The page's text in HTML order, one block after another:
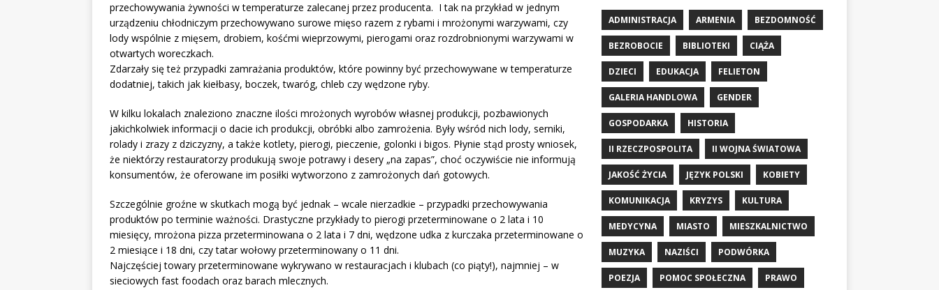
przechowywania żywności w temperaturze zalecanej przez producenta. I tak na przykład w jednym
urządzeniu chłodniczym przechowywano surowe mięso razem z rybami i mrożonymi warzywami, czy
lody wspólnie z mięsem, drobiem, kośćmi wieprzowymi, pierogami oraz rozdrobnionymi warzywami w
otwartych woreczkach.
Zdarzały się też przypadki zamrażania produktów, które powinny być przechowywane w temperaturze
dodatniej, takich jak kiełbasy, boczek, twaróg, chleb czy wędzone ryby.
W kilku lokalach znaleziono znaczne ilości mrożonych wyrobów własnej produkcji, pozbawionych
jakichkolwiek informacji o dacie ich produkcji, obróbki albo zamrożenia. Były wśród nich lody, serniki,
rolady i zrazy z dziczyzny, a także kotlety, pierogi, pieczenie, golonki i bigos. Płynie stąd prosty wniosek,
że niektórzy restauratorzy produkują swoje potrawy i desery „na zapas”, choć oczywiście nie informują
konsumentów, że oferowane im posiłki wytworzono z zamrożonych dań gotowych.
Szczególnie groźne w skutkach mogą być jednak – wcale nierzadkie – przypadki przechowywania
produktów po terminie ważności. Drastyczne przykłady to pierogi przeterminowane o 2 lata i 10
miesięcy, mrożona pizza przeterminowana o 2 lata i 7 dni, wędzone udka z kurczaka przeterminowane o
2 miesiące i 18 dni, czy tatar wołowy przeterminowany o 11 dni.
Najczęściej towary przeterminowane wykrywano w restauracjach i klubach (co piąty!), najmniej – w
sieciowych fast foodach oraz barach mlecznych.
ADMINISTRACJA ARMENIA BEZDOMNOŚĆ
BEZROBOCIE BIBLIOTEKI CIĄŻA
DZIECI EDUKACJA FELIETON
GALERIA HANDLOWA GENDER
GOSPODARKA HISTORIA
II RZECZPOSPOLITA II WOJNA ŚWIATOWA
JAKOŚĆ ŻYCIA JĘZYK POLSKI KOBIETY
KOMUNIKACJA KRYZYS KULTURA
MEDYCYNA MIASTO MIESZKALNICTWO
MUZYKA NAZIŚCI PODWÓRKA
POEZJA POMOC SPOŁECZNA PRAWO